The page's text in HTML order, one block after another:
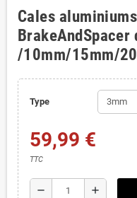
Cales
BrakeAndSpacer
/10mm/15mm/
Type
59,99 €
TTC
remove add